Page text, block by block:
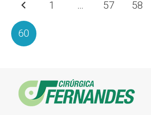
1 … 57 58
60